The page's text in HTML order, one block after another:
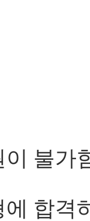
불가
합격